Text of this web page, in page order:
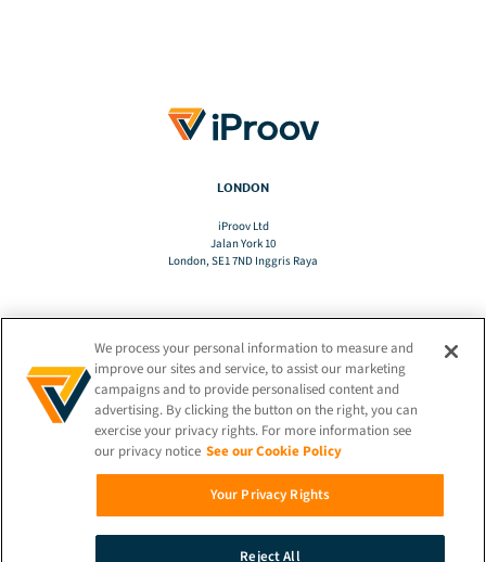
LONDON
iProov Ltd
Jalan York 10
London, SE1 7ND Inggris Raya
TERJEMAHAN
ID
TETAP TERHUBUNG!
We process your personal information to measure and
improve our sites and service, to assist our marketing
campaigns and to provide personalised content and
advertising. By clicking the button on the right, you can
exercise your privacy rights. For more information see
our privacy notice See our Cookie Policy
Your Privacy Rights
Reject All